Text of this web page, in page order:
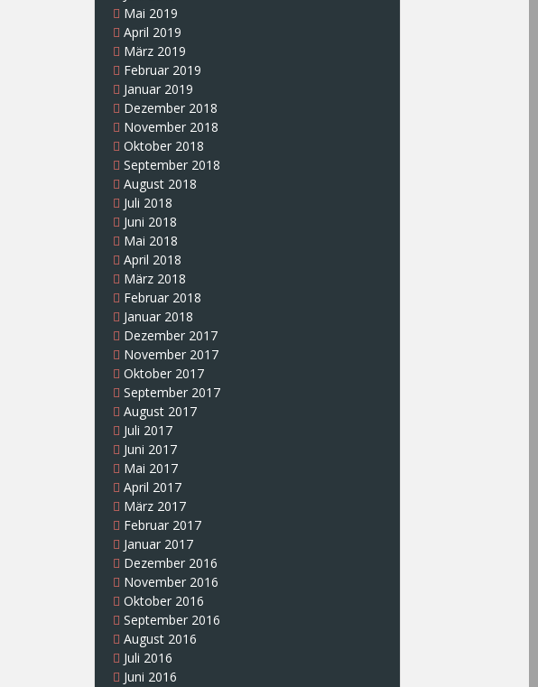
Mai 2019
April 2019
März 2019
Februar 2019
Januar 2019
Dezember 2018
November 2018
Oktober 2018
September 2018
August 2018
Juli 2018
Juni 2018
Mai 2018
April 2018
März 2018
Februar 2018
Januar 2018
Dezember 2017
November 2017
Oktober 2017
September 2017
August 2017
Juli 2017
Juni 2017
Mai 2017
April 2017
März 2017
Februar 2017
Januar 2017
Dezember 2016
November 2016
Oktober 2016
September 2016
August 2016
Juli 2016
Juni 2016